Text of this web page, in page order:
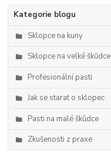
Kategorie blogu
Sklopce na kuny
Sklopce na velké škůdce
Profesionální pasti
Jak se starat o sklopec
Pasti na malé škůdce
Zkušenosti z praxe